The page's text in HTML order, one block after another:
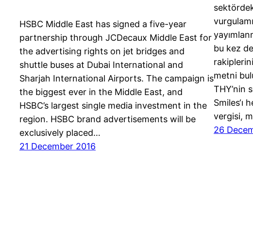
HSBC Middle East has signed a five-year
partnership through JCDecaux Middle East for
the advertising rights on jet bridges and
shuttle buses at Dubai International and
Sharjah International Airports. The campaign is
the biggest ever in the Middle East, and
HSBC’s largest single media investment in the
region. HSBC brand advertisements will be
exclusively placed…
21 December 2016
bu kez
rakiplerini
metni
THY’nin
Smiles‘ı
vergisi,
26